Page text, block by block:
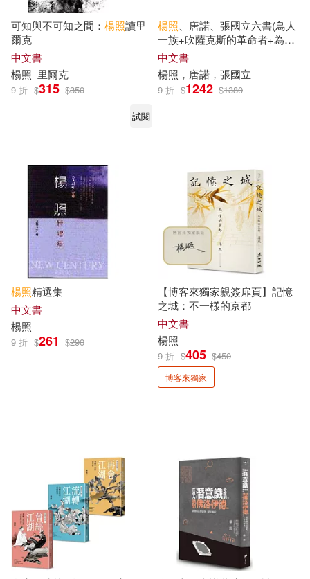
可知與不可知之間： 楊照讀里
爾克
中文書
楊照 里爾克
9 折 $315 $350
試閱
楊照 、唐諾、張國立六書(鳥人
一族+吹薩克斯的革命者+為了
詩+我的二十一世紀+唐諾推理
小說導讀選1、2)
中文書
楊照 ，唐諾，張國立
9 折 $1242 $1380
楊照精選集
中文書
楊照
9 折 $261 $290
【博客來獨家親簽扉頁】記憶
之城：不一樣的京都
中文書
楊照
9 折 $405 $450
博客來獨家